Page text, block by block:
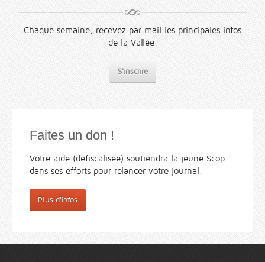
Chaque semaine, recevez par mail les principales infos
de la Vallée.
S'inscrire
Faites un don !
Votre aide (défiscalisée) soutiendra la jeune Scop
dans ses efforts pour relancer votre journal.
Plus d'infos